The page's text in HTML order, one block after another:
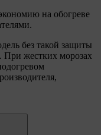
на обогреве
без такой защиты
жестких морозах